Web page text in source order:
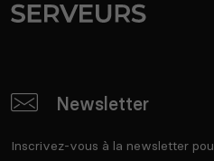
Newsletter
Inscrivez-vous à la newsletter